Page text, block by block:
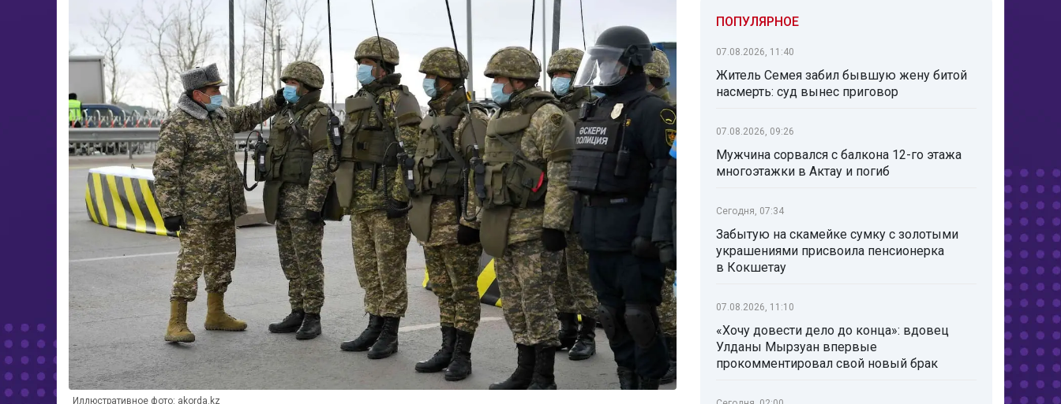
Иллюстративное фото: akorda.kz
ПОПУЛЯРНОЕ
07.08.2026, 11:40
Житель Семея забил бывшую жену битой
насмерть: суд вынес приговор
07.08.2026, 09:26
Мужчина сорвался с балкона 12-го этажа
многоэтажки в Актау и погиб
Сегодня, 07:34
Забытую на скамейке сумку с золотыми
украшениями присвоила пенсионерка
в Кокшетау
07.08.2026, 11:10
«Хочу довести дело до конца»: вдовец
Улданы Мырзуан впервые
прокомментировал свой новый брак